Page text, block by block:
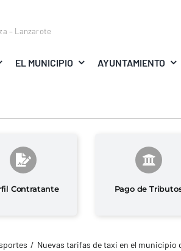
– Lanzarote
EL MUNICIPIO AYUNTAMIENTO
Contratante Pago de
Nuevas tarifas de taxi en el municipio